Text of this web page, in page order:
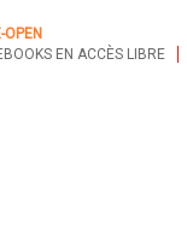
OPEN
EN ACCÈS LIBRE